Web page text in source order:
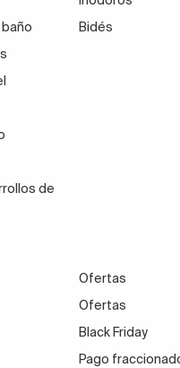
de
Bidés
Ofertas
Ofertas
Black Friday
Pago